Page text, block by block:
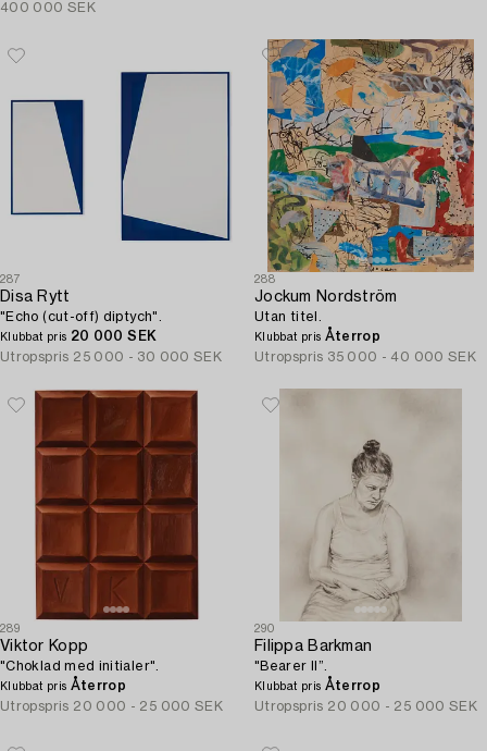
400 000 SEK
287
Disa Rytt
"Echo (cut-off) diptych".
Klubbat pris 20 000 SEK
Utropspris 25 000 - 30 000 SEK
288
Jockum Nordström
Utan titel.
Klubbat pris Återrop
Utropspris 35 000 - 40 000 SEK
289
Viktor Kopp
"Choklad med initialer".
Klubbat pris Återrop
Utropspris 20 000 - 25 000 SEK
290
Filippa Barkman
"Bearer II”.
Klubbat pris Återrop
Utropspris 20 000 - 25 000 SEK